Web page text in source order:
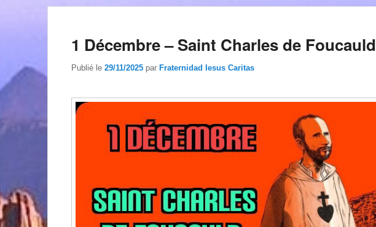
1 Décembre – Saint Charles de Foucauld
Publié le 29/11/2025 par Fraternidad Iesus Caritas